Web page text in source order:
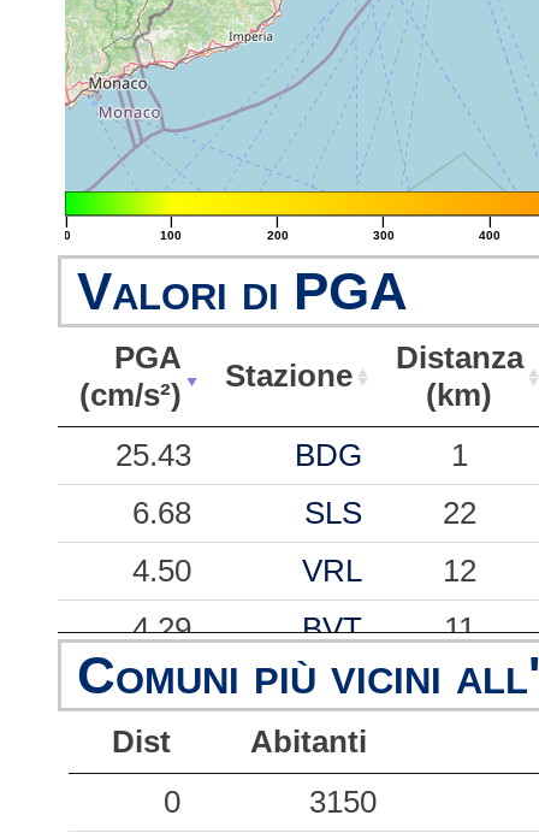
|
0
|
100
|
200
|
300
|
400
Valori di PGA
PGA
(cm/s²)
Stazione
Distanza
(km)
PGA
(cm/s²)
Stazione
Distanza
(km)
25.43 BDG
1
6.68
SLS
22
4.50
VRL
12
4.29
BVT
11
1.20
BTTL
31
1.14
VRSI
1.08
PNM
Comuni più vicini
Dist
Abitanti
0
3150